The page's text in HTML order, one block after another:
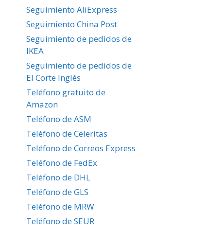
Seguimiento AliExpress
Seguimiento China Post
Seguimiento de pedidos de
IKEA
Seguimiento de pedidos de
El Corte Inglés
Teléfono gratuito de
Amazon
Teléfono de ASM
Teléfono de Celeritas
Teléfono de Correos Express
Teléfono de FedEx
Teléfono de DHL
Teléfono de GLS
Teléfono de MRW
Teléfono de SEUR